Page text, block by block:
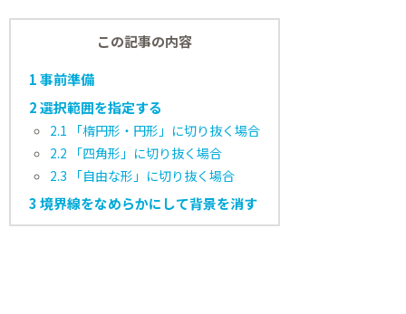
この記事の内容
1事前準備
2選択範囲を指定する
2.1 「楕円形・円形」に切り抜く場合
2.2 「四角形」に切り抜く場合
2.3 「自由な形」に切り抜く場合
3境界線をなめらかにして背景を消す